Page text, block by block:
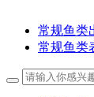
常规鱼类
常规鱼类